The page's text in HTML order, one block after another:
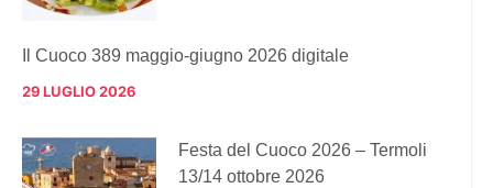
Il Cuoco 389 maggio-giugno 2026 digitale
29 LUGLIO 2026
Festa del Cuoco 2026 – Termoli
13/14 ottobre 2026